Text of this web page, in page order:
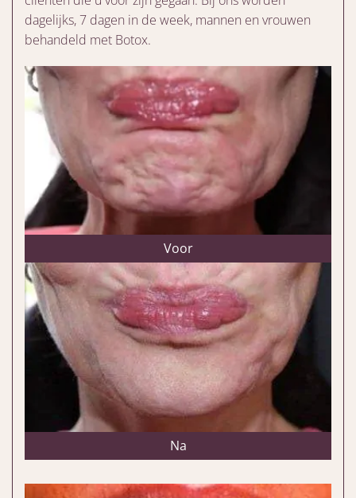
dagelijks, 7 dagen in de week, mannen en vrouwen
behandeld met Botox.
Voor
Na